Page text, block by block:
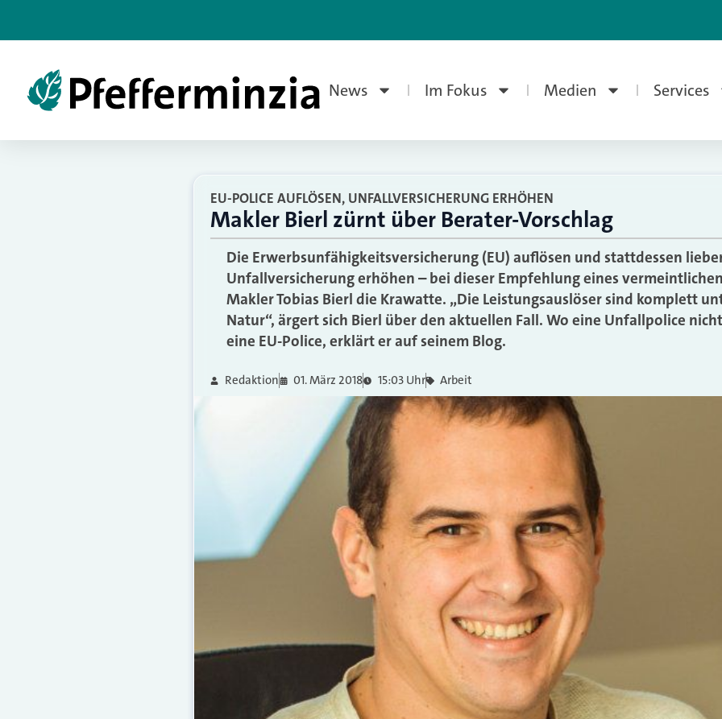
News Im Fokus Medien Services
EU-POLICE AUFLÖSEN, UNFALLVERSICHERUNG ERHÖHEN
Makler Bierl zürnt über Berater-Vorschlag
Die Erwerbsunfähigkeitsversicherung (EU) auflösen und stattdessen
Unfallversicherung erhöhen – bei dieser Empfehlung eines
Makler Tobias Bierl die Krawatte. „Die Leistungsauslöser sind komplett
Natur“, ärgert sich Bierl über den aktuellen Fall. Wo eine Unfallpolice
eine EU-Police, erklärt er auf seinem Blog.
Redaktion 01. März 2018 15:03 Uhr Arbeit